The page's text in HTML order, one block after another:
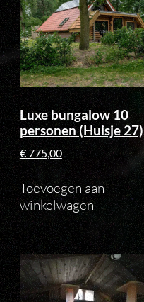
Luxe bungalow 10
personen (Huisje 27)
€775,00
Toevoegen aan
winkelwagen